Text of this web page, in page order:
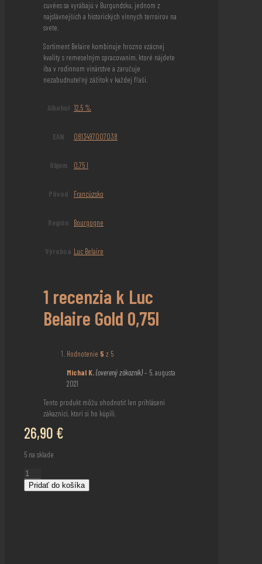
cuvées sa vyrábajú v Burgundsku, jednom z
najslávnejších a historických vínnych terroirov na
svete.
Sortiment Belaire kombinuje hrozno vzácnej
kvality s remeselným spracovaním, ktoré nájdete
iba v rodinnom vinárstve a zaručuje
nezabudnuteľný zážitok v každej fľaši.
Alkohol 12,5 %
EAN 0813497007038
Objem 0,75 l
Pôvod Francúzsko
Región Bourgogne
Výrobca Luc Belaire
1 recenzia k Luc
Belaire Gold 0,75l
Hodnotenie 5 z 5
Michal K.(overený zákazník)– 5. augusta
2021
Tento produkt môžu ohodnotiť len prihlásení
zákazníci, ktorí si ho kúpili.
26,90 €
5 na sklade
množstvo
LucPridať do košíka